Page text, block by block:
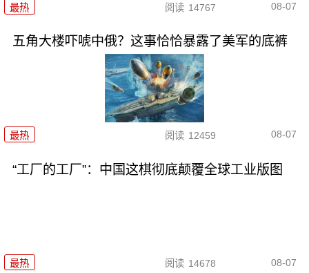
最热 阅读 14767 08-07
五角大楼吓唬中俄？这事恰恰暴露了美军的底裤
最热 阅读 12459 08-07
“工厂的工厂”：中国这棋彻底颠覆全球工业版图
最热 阅读 14678 08-07